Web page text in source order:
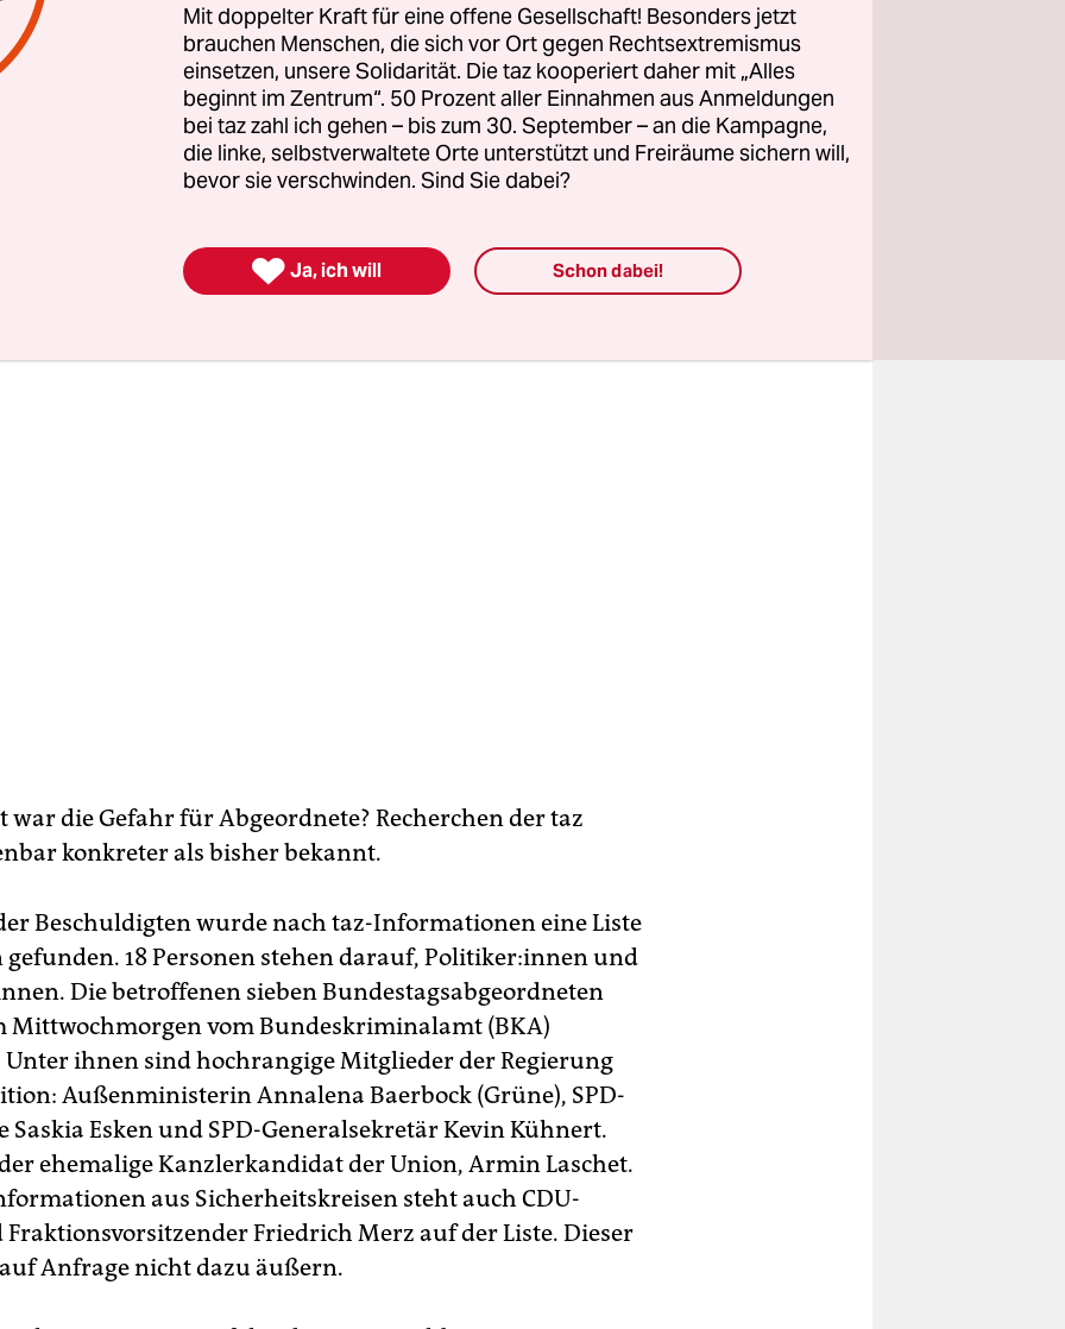
sind beunruhigt. Was die bisherigen
des Generalbundesanwalts ergeben haben, ist ja auch
Einige der Terrorverdächtigen sollen geplant haben,
bewaffneten Gruppe gewaltsam in den Deutschen
einzudringen, um dort anwesende Mitglieder der
Katrin Göring-Eckardt (Grüne) kündigte
des Parlaments überprüfen zu
war die Gefahr für Abgeordnete? Recherchen der taz
konkreter als bisher bekannt.
Beschuldigten wurde nach taz-Informationen eine Liste
18 Personen stehen darauf, Po­li­ti­ke­r:in­nen und
Die betroffenen sieben Bundestagsabgeordneten
Mittwochmorgen vom Bundeskriminalamt (BKA)
ihnen sind hochrangige Mitglieder der Regierung
Außenministerin Annalena Baerbock (Grüne), SPD-
Saskia Esken und SPD-Generalsekretär Kevin Kühnert.
ehemalige Kanzlerkandidat der Union, Armin Laschet.
aus Sicherheitskreisen steht auch CDU-
Friedrich Merz auf der Liste. Dieser
Anfrage nicht dazu äußern.
Mit doppelter Kraft für eine offene Gesellschaft! Besonders jetzt
brauchen Menschen, die sich vor Ort gegen Rechtsextremismus
einsetzen, unsere Solidarität. Die taz kooperiert daher mit „Alles
beginnt im Zentrum“. 50 Prozent aller Einnahmen aus Anmeldungen
bei taz zahl ich gehen – bis zum 30. September – an die Kampagne,
die linke, selbstverwaltete Orte unterstützt und Freiräume sichern will,
bevor sie verschwinden. Sind Sie dabei?
 Ja, ich will Schon dabei!